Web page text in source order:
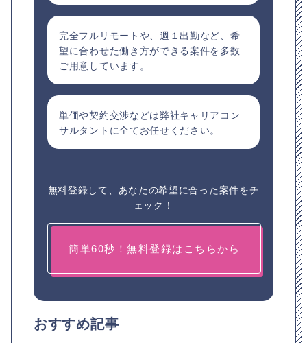
完全フルリモートや、週１出勤など、希
望に合わせた働き方ができる案件を多数
ご用意しています。
単価や契約交渉などは弊社キャリアコン
サルタントに全てお任せください。
無料登録して、あなたの希望に合った案件をチ
ェック！
簡単60秒！無料登録はこちらから
おすすめ記事